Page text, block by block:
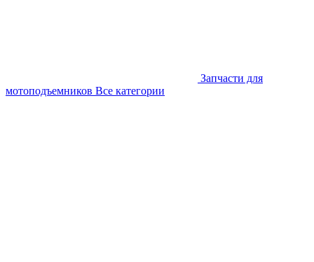
Запчасти для
мотоподъемников Все категории